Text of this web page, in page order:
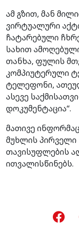
ამ გზით, მან
ვირტუალური
ჩატარებული
სახით
თანხა, ფულის
კომპიუტერული
ტელეფონი,
ასევე
დოკუმენტაცია“.
მათივე
მუხლის პირველი
თავისუფლების
ითვალისწინებს.